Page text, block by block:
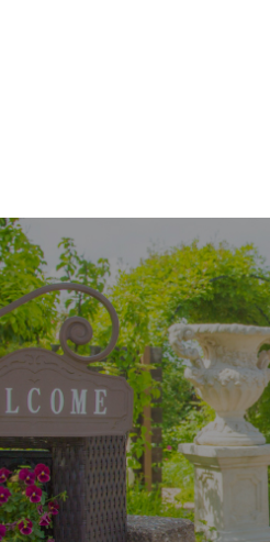
ランナーBlog